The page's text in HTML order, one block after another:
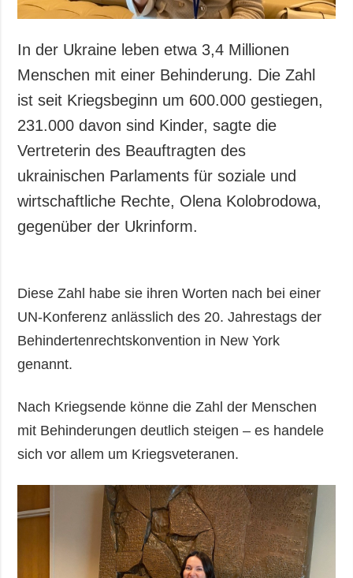
In der Ukraine leben etwa 3,4 Millionen
Menschen mit einer Behinderung. Die Zahl
ist seit Kriegsbeginn um 600.000 gestiegen,
231.000 davon sind Kinder, sagte die
Vertreterin des Beauftragten des
ukrainischen Parlaments für soziale und
wirtschaftliche Rechte, Olena Kolobrodowa,
gegenüber der Ukrinform.
Diese Zahl habe sie ihren Worten nach bei einer
UN-Konferenz anlässlich des 20. Jahrestags der
Behindertenrechtskonvention in New York
genannt.
Nach Kriegsende könne die Zahl der Menschen
mit Behinderungen deutlich steigen – es handele
sich vor allem um Kriegsveteranen.